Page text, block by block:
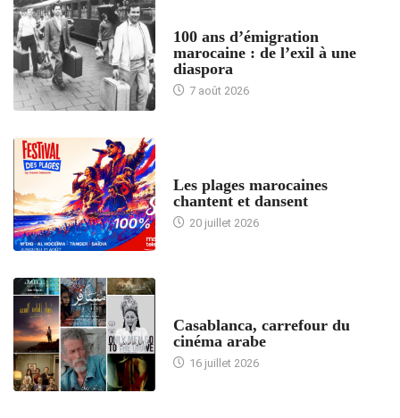
100 ans d’émigration
marocaine : de l’exil à une
diaspora
7 août 2026
Les plages marocaines
chantent et dansent
20 juillet 2026
Casablanca, carrefour du
cinéma arabe
16 juillet 2026